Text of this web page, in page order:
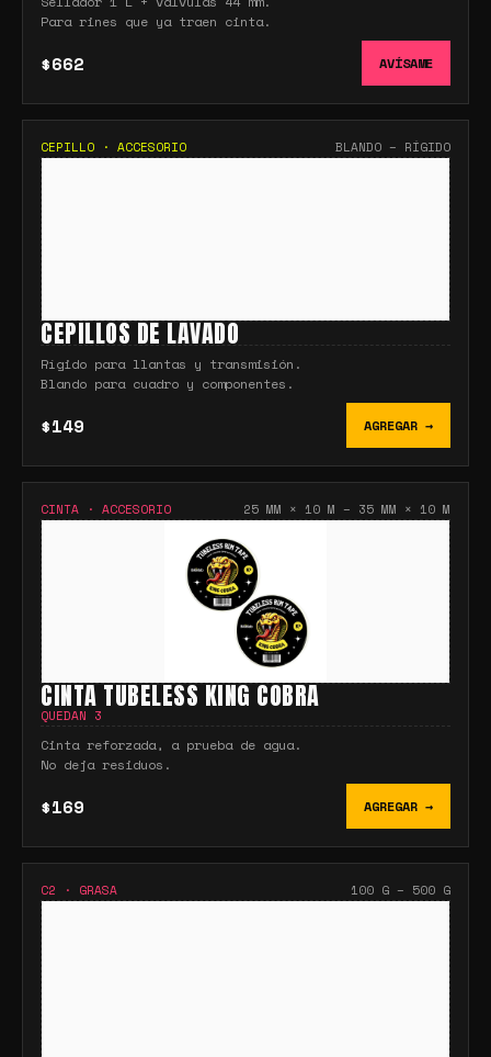
Para rines que ya traen cinta.
$662 AVÍSAME
CEPILLO · ACCESORIO BLANDO – RÍGIDO
CEPILLOS DE LAVADO
Rígido para llantas y transmisión.
Blando para cuadro y componentes.
$149 AGREGAR →
CINTA · ACCESORIO 25 MM × 10 M – 35 MM × 10 M
CINTA TUBELESS KING COBRA
QUEDAN 3
Cinta reforzada, a prueba de agua.
No deja residuos.
$169 AGREGAR →
C2 · GRASA 100 G – 500 G